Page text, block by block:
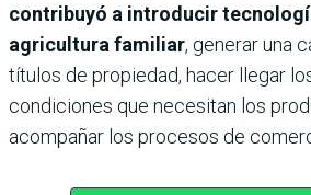
contribuyó a introducir
agricultura familiar, generar una
títulos de propiedad, hacer llegar
condiciones que necesitan los
acompañar los procesos de